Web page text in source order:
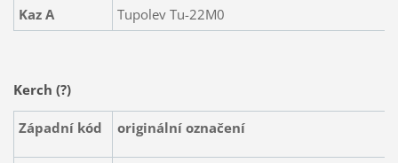
Kaz A
Tupolev Tu-22M0
Kerch (?)
Západní kód originální označení